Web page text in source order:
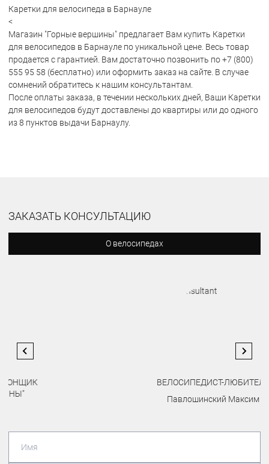
Каретки для велосипеда в Барнауле
<
Магазин "Горные вершины" предлагает Вам купить Каретки
для велосипедов в Барнауле по уникальной цене. Весь товар
продается с гарантией. Вам достаточно позвонить по +7 (800)
555 95 58 (бесплатно) или оформить заказ на сайте. В случае
сомнений обратитесь к нашим консультантам.
После оплаты заказа, в течении нескольких дней, Ваши Каретки
для велосипедов будут доставлены до квартиры или до одного
из 8 пунктов выдачи Барнаулу.
ЗАКАЗАТЬ КОНСУЛЬТАЦИЮ
О велосипедах
ВЕЛОСИПЕДИСТ-ЛЮБИТЕЛЬ
Павлошинский Максим